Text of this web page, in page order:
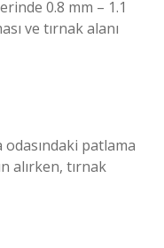
0.8 mm – 1.1
ve tırnak alanı
odasındaki patlama
alırken, tırnak